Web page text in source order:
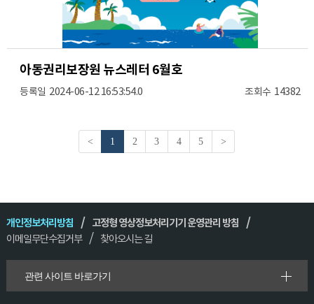
아동권리보장원 뉴스레터 6월호
2024-06-12 16:53:54.0 14382
< 1 2 3 4 5 >
개인정보처리방침
고정형 영상정보처리기기 운영관리 방침
이메일무단수집거부
찾아오시는 길
관련 사이트 바로가기